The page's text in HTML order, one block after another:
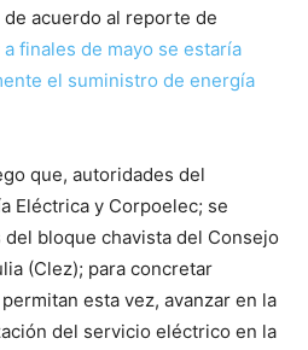
acuerdo al reporte de
a finales de mayo se estaría
el suministro de energía
que, autoridades del
Eléctrica y Corpoelec; se
bloque chavista del Consejo
(Clez); para concretar
esta vez, avanzar en la
del servicio eléctrico en la